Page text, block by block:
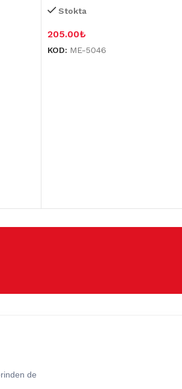
Stokta
205.00₺
KOD: ME-5046
de